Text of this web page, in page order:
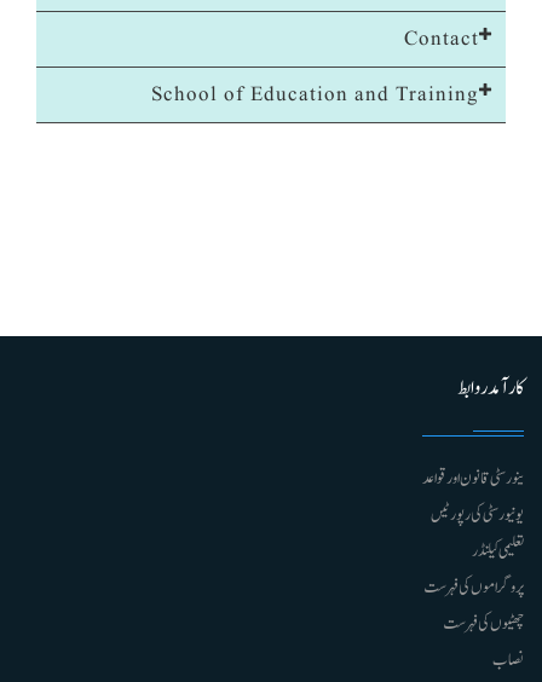
Contact
School of Education and Training
کارآمد روابط
ینورسٹی قانون اور قواعد
یونیورسٹی کی رپورٹیں
تعلیمی کیلنڈر
پروگراموں کی فہرست
چھٹیوں کی فہرست
نصاب